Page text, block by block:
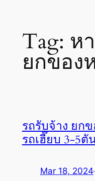
Tag: ห
ยกของ
รถรับจ้าง ยก
รถเฮี๊ยบ 3-5ตั
Mar 18, 2024